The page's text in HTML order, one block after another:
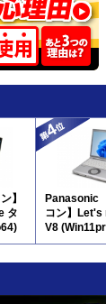
】
タ
新
Panasonic
コン】Let's
V8